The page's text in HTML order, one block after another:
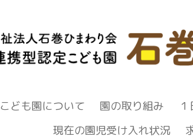
こども園について 園の取り組み
現在の園児受け入れ状況